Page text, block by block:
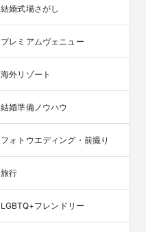
結婚式場さがし
プレミアムヴェニュー
海外リゾート
結婚準備ノウハウ
フォトウエディング・前撮り
旅行
LGBTQ+フレンドリー